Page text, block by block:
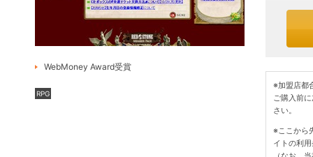
WebMoney Award受賞
RPG
※加盟店都
ご購入前
さい。
※ここから
イトの利